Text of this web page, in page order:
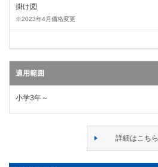
掛け図
※2023年4月価格変更
適用範囲
小学3年～
詳細はこちら